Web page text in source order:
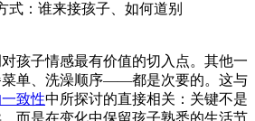
式：谁来接孩子、如何道别
孩子情感最有价值的切入点。其他一
单、洗澡顺序——都是次要的。这与
致性中所探讨的直接相关：关键不是